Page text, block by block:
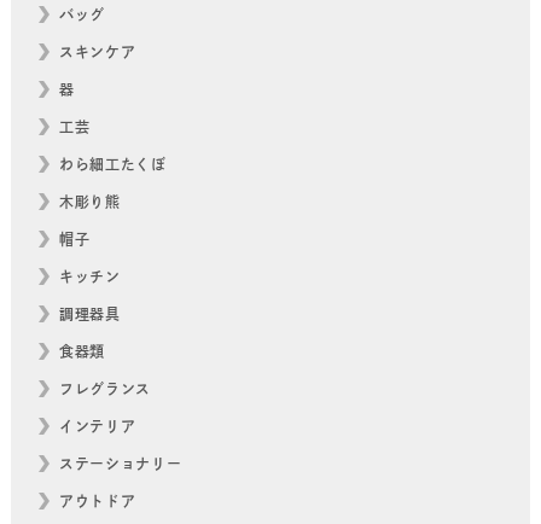
バッグ
スキンケア
器
工芸
わら細工たくぼ
木彫り熊
帽子
キッチン
調理器具
食器類
フレグランス
インテリア
ステーショナリー
アウトドア